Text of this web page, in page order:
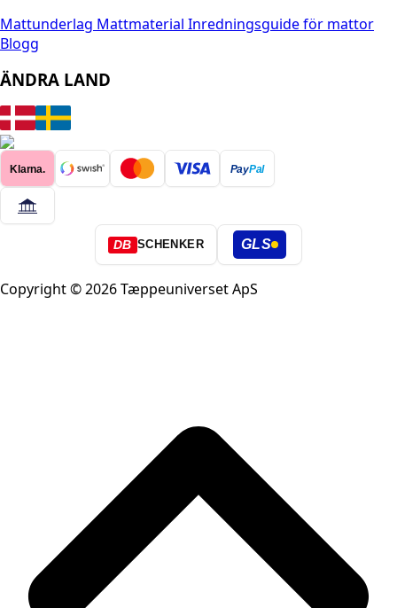
Mattunderlag Mattmaterial Inredningsguide för mattor
Blogg
ÄNDRA LAND
Klarna. PayPal
DB SCHENKER GLS
Copyright © 2026 Tæppeuniverset ApS